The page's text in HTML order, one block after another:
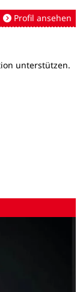
Profil ansehen
unterstützen.